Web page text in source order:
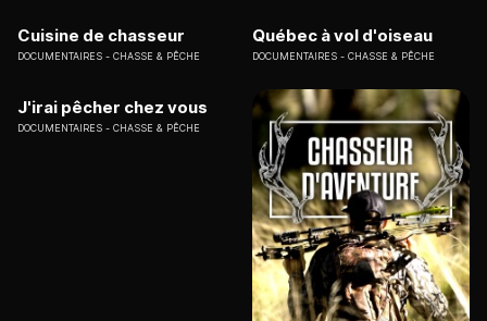
Cuisine de chasseur
DOCUMENTAIRES CHASSE & PÊCHE
Québec à vol d'oiseau
DOCUMENTAIRES CHASSE & PÊCHE
J'irai pêcher chez vous
DOCUMENTAIRES CHASSE & PÊCHE